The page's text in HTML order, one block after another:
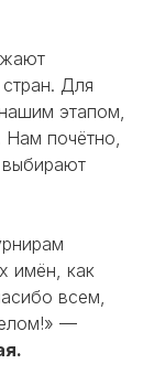
Для
этапом,
Нам почётно,
имён, как
всем,
—